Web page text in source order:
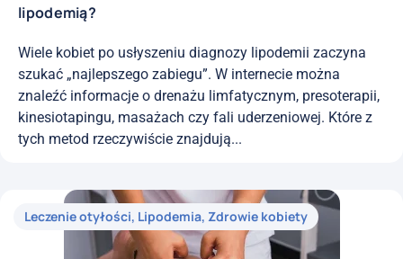
lipodemią?
Wiele kobiet po usłyszeniu diagnozy lipodemii zaczyna
szukać „najlepszego zabiegu”. W internecie można
znaleźć informacje o drenażu limfatycznym, presoterapii,
kinesiotapingu, masażach czy fali uderzeniowej. Które z
tych metod rzeczywiście znajdują...
Leczenie otyłości, Lipodemia, Zdrowie kobiety